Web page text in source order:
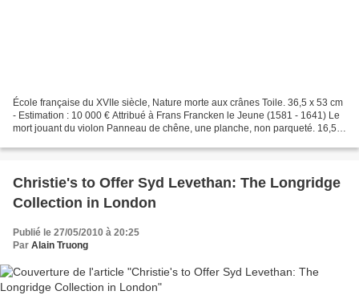
École française du XVIIe siècle, Nature morte aux crânes Toile. 36,5 x 53 cm
- Estimation : 10 000 € Attribué à Frans Francken le Jeune (1581 - 1641) Le
mort jouant du violon Panneau de chêne, une planche, non parqueté. 16,5 x
Christie's to Offer Syd Levethan: The Longridge
Collection in London
Publié le 27/05/2010 à 20:25
Par Alain Truong